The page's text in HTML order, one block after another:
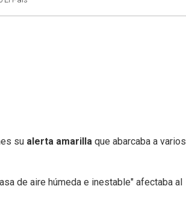
su alerta amarilla que abarcaba a varios
de aire húmeda e inestable" afectaba al